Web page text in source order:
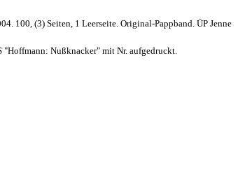
100, (3) Seiten, 1 Leerseite. Original-Pappband. ÜP Jenne
Nußknacker" mit Nr. aufgedruckt.